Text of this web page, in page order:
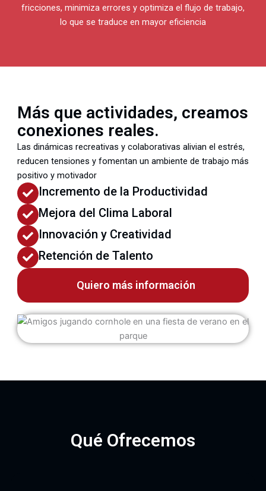
fricciones, minimiza errores y optimiza el flujo de trabajo,
lo que se traduce en mayor eficiencia
Más que actividades, creamos
conexiones reales.
Las dinámicas recreativas y colaborativas alivian el estrés,
reducen tensiones y fomentan un ambiente de trabajo más
positivo y motivador
Incremento de la Productividad
Mejora del Clima Laboral
Innovación y Creatividad
Retención de Talento
Quiero más información
Qué Ofrecemos